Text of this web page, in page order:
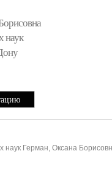
наук
наук Герман, Оксана